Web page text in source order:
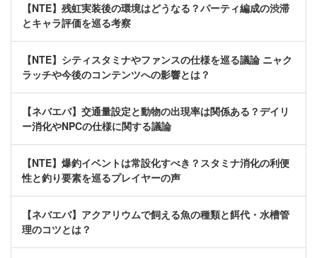
【NTE】残虹実装後の環境はどうなる？パーティ編成の渋滞
とキャラ評価を巡る考察
【NTE】シティスタミナやファンスの仕様を巡る議論 ニャク
ラッチや今後のコンテンツへの影響とは？
【ネバエバ】交通量設定と動物の出現率は関係ある？デイリ
ー消化やNPCの仕様に関する議論
【NTE】爆釣イベントは常設化すべき？スタミナ消化の利便
性と釣り要素を巡るプレイヤーの声
【ネバエバ】アクアリウムで飼える魚の種類と餌代・水槽管
理のコツとは？